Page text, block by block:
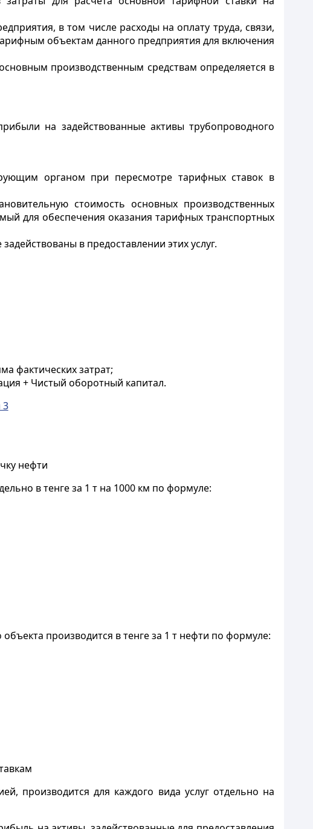
в том числе расходы на оплату труда, связи,
объектам данного предприятия для включения
производственным средствам определяется в
на задействованные активы трубопроводного
органом при пересмотре тарифных ставок в
стоимость основных производственных
для обеспечения оказания тарифных транспортных
в предоставлении этих услуг.
фактических затрат;
+ Чистый оборотный капитал.
3
нефти
в тенге за 1 т на 1000 км по формуле:
производится в тенге за 1 т нефти по формуле:
производится для каждого вида услуг отдельно на